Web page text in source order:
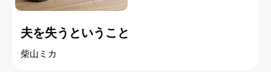
夫を失うということ
柴山ミカ